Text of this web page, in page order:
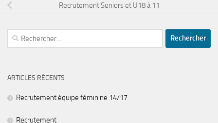
Recrutement Seniors et U18 à 11
Rechercher :
ARTICLES RÉCENTS
Recrutement équipe féminine 14/17
Recrutement